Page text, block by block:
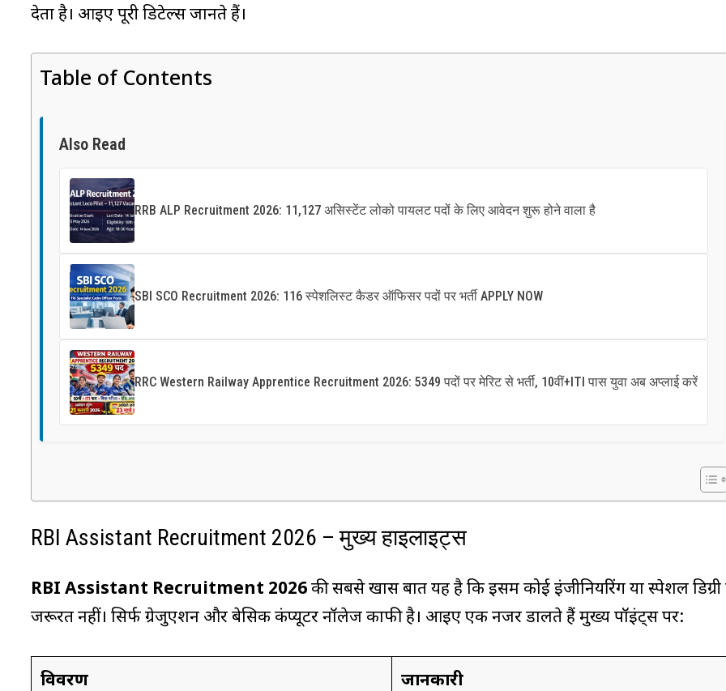
देता है। आइए पूरी डिटेल्स जानते हैं।
Table of Contents
Also Read
RRB ALP Recruitment 2026: 11,127 असिस्टेंट लोको पायलट पदों के लिए आवेदन शुरू होने वाला है
SBI SCO Recruitment 2026: 116 स्पेशलिस्ट कैडर ऑफिसर पदों पर भर्ती APPLY NOW
RRC Western Railway Apprentice Recruitment 2026: 5349 पदों पर मेरिट से भर्ती, 10वीं+ITI पास युवा अब अप्लाई करें
RBI Assistant Recruitment 2026 – मुख्य हाइलाइट्स
RBI Assistant Recruitment 2026की सबसे खास बात यह है कि इसमें कोई इंजीनियरिंग या स्पेशल डिग्री
जरूरत नहीं। सिर्फ ग्रेजुएशन और बेसिक कंप्यूटर नॉलेज काफी है। आइए एक नजर डालते हैं मुख्य पॉइंट्स पर:
विवरण जानकारी